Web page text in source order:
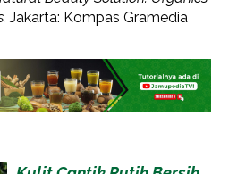
Jakarta: Kompas Gramedia